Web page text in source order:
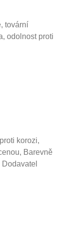
tovární
odolnost proti
korozi,
Barevně